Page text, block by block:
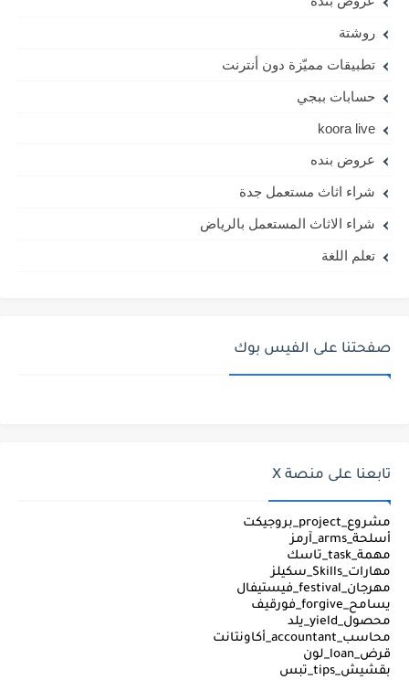
روشتة
تطبيقات مميّزة دون أنترنت
حسابات ببجي
koora live
عروض بنده
شراء اثاث مستعمل جدة
شراء الاثاث المستعمل بالرياض
تعلم اللغة
صفحتنا على الفيس بوك
تابعنا على منصة X
مشروع_project_بروجيكت
أسلحة_arms_آرمز
مهمة_task_تاسك
مهارات_Skills_سكيلز
مهرجان_festival_فيستيفال
يسامح_forgive_فورقيف
محصول_yield_يلد
محاسب_accountant_أكاونتانت
قرض_loan_لون
بقشيش_tips_تبس